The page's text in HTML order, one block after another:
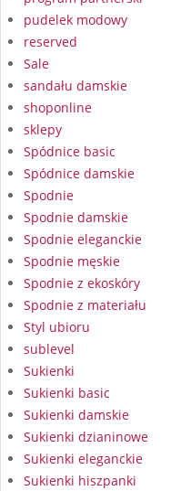
pudelek modowy
reserved
Sale
sandału damskie
shoponline
sklepy
Spódnice basic
Spódnice damskie
Spodnie
Spodnie damskie
Spodnie eleganckie
Spodnie męskie
Spodnie z ekoskóry
Spodnie z materiału
Styl ubioru
sublevel
Sukienki
Sukienki basic
Sukienki damskie
Sukienki dzianinowe
Sukienki eleganckie
Sukienki hiszpanki